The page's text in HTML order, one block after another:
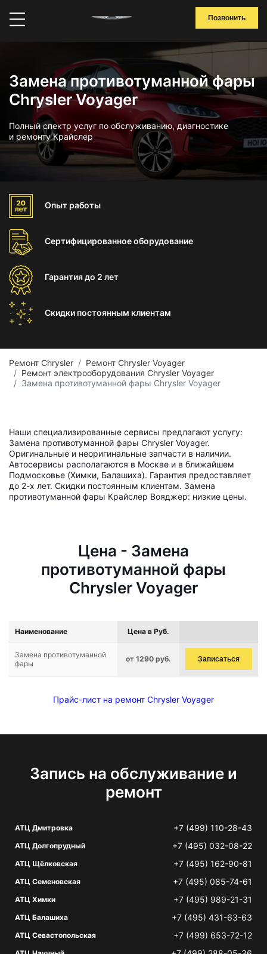
Позвонить
Замена противотуманной фары
Chrysler Voyager
Полный спектр услуг по обслуживанию, диагностике
и ремонту Крайслер
Опыт работы
Сертифицированноеоборудование
Гарантиядо 2 лет
Скидки постоянным клиентам
Ремонт Chrysler
Ремонт Chrysler Voyager
Ремонт электрооборудования Chrysler Voyager
Замена противотуманной фары Chrysler Voyager
Наши специализированные сервисы предлагают услугу:
Замена противотуманной фары Chrysler Voyager.
Оригинальные и неоригинальные запчасти в наличии.
Автосервисы располагаются в Москве и в ближайшем
Подмосковье (Химки, Балашиха). Гарантия предоставляет
до 2-х лет. Скидки постоянным клиентам. Замена
противотуманной фары Крайслер Вояджер: низкие цены.
Цена - Замена
противотуманной фары
Chrysler Voyager
Наименование Цена в Руб.
Замена противотуманной
фары
от 1290 руб. Записаться
Прайс-лист на ремонт Chrysler Voyager
Запись на обслуживание и
ремонт
АТЦ Дмитровка +7 (499) 110-28-43
АТЦ Долгопрудный +7 (495) 032-08-22
АТЦ Щёлковская +7 (495) 162-90-81
АТЦ Семеновская +7 (495) 085-74-61
АТЦ Химки +7 (495) 989-21-31
АТЦ Балашиха +7 (495) 431-63-63
АТЦ Севастопольская +7 (499) 653-72-12